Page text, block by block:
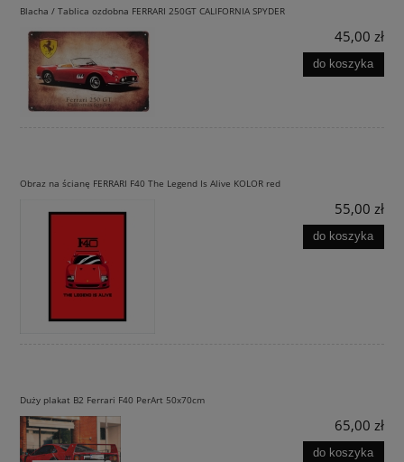
Blacha / Tablica ozdobna FERRARI 250GT CALIFORNIA SPYDER
45,00 zł
do koszyka
Obraz na ścianę FERRARI F40 The Legend Is Alive KOLOR red
55,00 zł
do koszyka
Duży plakat B2 Ferrari F40 PerArt 50x70cm
65,00 zł
do koszyka